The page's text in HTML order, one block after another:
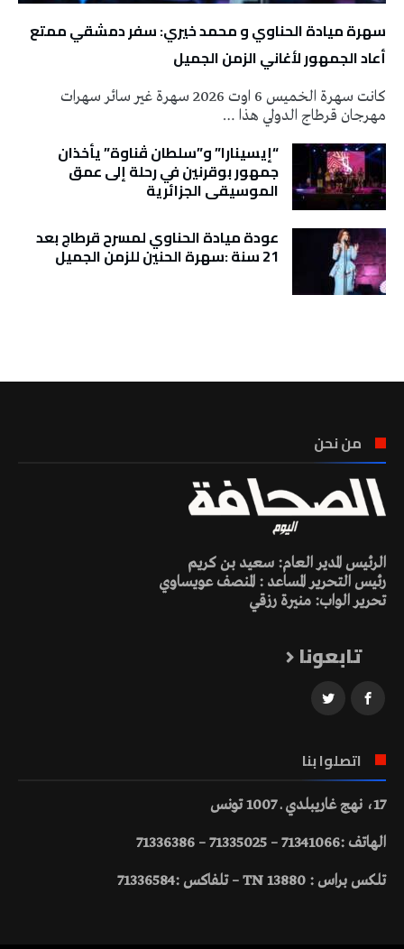
سهرة ميادة الحناوي و محمد خيري: سفر دمشقي ممتع
أعاد الجمهور لأغاني الزمن الجميل
كانت سهرة الخميس 6 اوت 2026 سهرة غير سائر سهرات
مهرجان قرطاج الدولي هذا …
“إيسينارا” و”سلطان ڤناوة” يأخذان
جمهور بوقرنين في رحلة إلى عمق
الموسيقى الجزائرية
عودة ميادة الحناوي لمسرح قرطاج بعد
21 سنة :سهرة الحنين للزمن الجميل
من نحن
الرئيس المدير العام: سعيد بن كريم
رئيس التحرير المساعد : المنصف عويساوي
تحرير الواب: منيرة رزقي
تابعونا
اتصلوا بنا
17، نهج غاريبلدي ـ 1007 تونس
الهاتف :71341066 – 71335025 – 71336386
تلكس براس : 13880 TN – تلفاكس :71336584